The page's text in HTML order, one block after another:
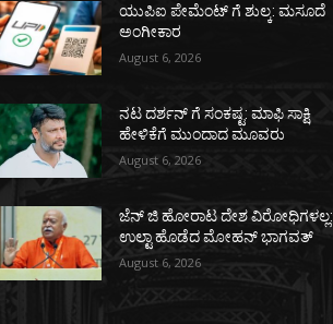
ಯುಪಿಐ ಪೇಮೆಂಟ್ ಗೆ ಶುಲ್ಕ: ಮಸೂದೆ
ಅಂಗೀಕಾರ
August 6, 2026
ನಟ ದರ್ಶನ್ ಗೆ ಸಂಕಷ್ಟ: ಮಾಫಿ ಸಾಕ್ಷಿ
ಹೇಳಿಕೆಗೆ ಮುಂದಾದ ಮೂವರು
August 6, 2026
ಜೆನ್ ಜಿ ಹೋರಾಟ ದೇಶ ವಿರೋಧಿಗಳಲ್ಲ:
ಉಲ್ಟಾ ಹೊಡೆದ ಮೋಹನ್ ಭಾಗವತ್
August 6, 2026